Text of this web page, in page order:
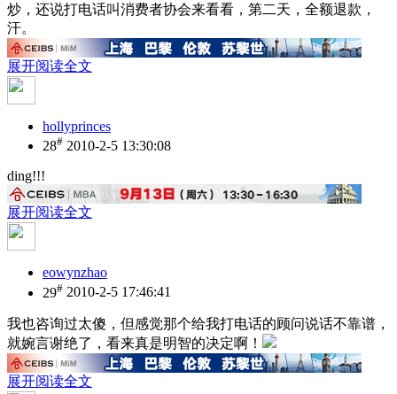
炒，还说打电话叫消费者协会来看看，第二天，全额退款，
汗。
展开阅读全文
hollyprinces
28# 2010-2-5 13:30:08
ding!!!
展开阅读全文
eowynzhao
29# 2010-2-5 17:46:41
我也咨询过太傻，但感觉那个给我打电话的顾问说话不靠谱，
就婉言谢绝了，看来真是明智的决定啊！
展开阅读全文